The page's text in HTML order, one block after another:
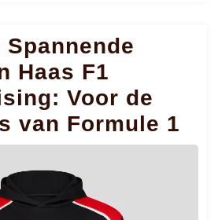
Haas F1
Voor de
van Formule 1